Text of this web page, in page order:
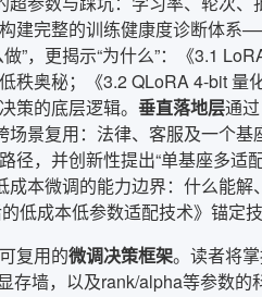
建完整的训练健康度诊断体
”，更揭示“为什么”：《3.1
秩奥秘；《3.2 QLoRA 4-bit
策的底层逻辑。垂直落地层通
景复用：法律、客服及一个
径，并创新性提出“单基座多适
成本微调的能力边界：什么能
低成本低参数适配技术》锚定
复用的微调决策框架。读者将
存墙，以及rank/alpha等参数